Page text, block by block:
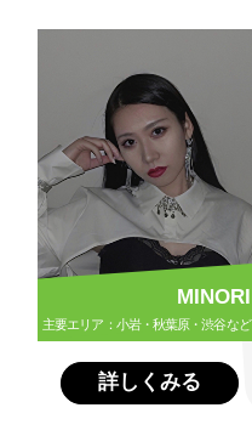
MINORI
主要エリア：小岩・秋葉原・渋谷など
詳しくみる